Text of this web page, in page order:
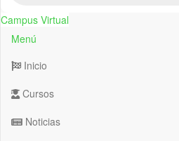
Campus Virtual
Menú
Inicio
Cursos
Noticias